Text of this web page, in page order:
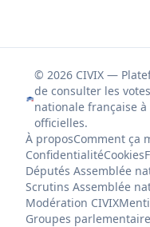
© 2026 CIVIX —
de consulter les
nationale française
officielles.
À proposComment ça
ConfidentialitéCookies
Députés Assemblée
Scrutins Assemblée
Modération CIVIX
Groupes